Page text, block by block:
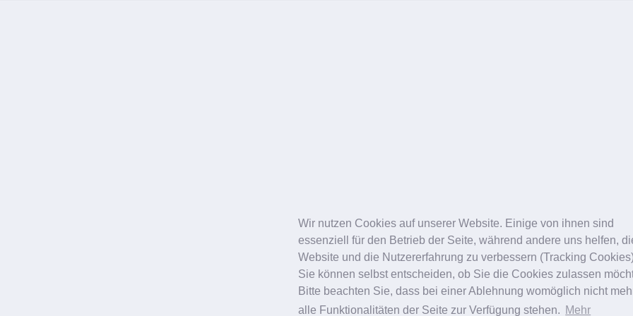
Wir nutzen Cookies auf unserer Website. Einige von ihnen sind
essenziell für den Betrieb der Seite, während andere uns helfen,
Website und die Nutzererfahrung zu verbessern (Tracking
Sie können selbst entscheiden, ob Sie die Cookies zulassen
Bitte beachten Sie, dass bei einer Ablehnung womöglich nicht
alle Funktionalitäten der Seite zur Verfügung stehen. Mehr